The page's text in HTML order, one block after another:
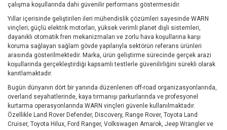
çalışma koşullarında dahi güvenilir performans göstermesidir.
Yıllar içerisinde geliştirilen ileri mühendislik çözümleri sayesinde WARN
vinçleri; güçlü elektrik motorları, yüksek verimli planet dişli sistemleri,
dayanıklı otomatik fren mekanizmaları ve zorlu hava koşullarına karşı
koruma sağlayan sağlam gövde yapılarıyla sektörün referans ürünleri
arasında gösterilmektedir. Marka, ürün geliştirme sürecinde gerçek arazi
koşullarında gerçekleştirdiği kapsamlı testlerle güvenilirliğini sürekli olarak
kanıtlamaktadır.
Bugün dünyanın dört bir yanında düzenlenen off-road organizasyonlarında,
overland seyahatlerinde, kaya tırmanışı parkurlarında ve profesyonel
kurtarma operasyonlarında WARN vinçleri güvenle kullanılmaktadır.
Özellikle Land Rover Defender, Discovery, Range Rover, Toyota Land
Cruiser, Toyota Hilux, Ford Ranger, Volkswagen Amarok, Jeep Wrangler ve